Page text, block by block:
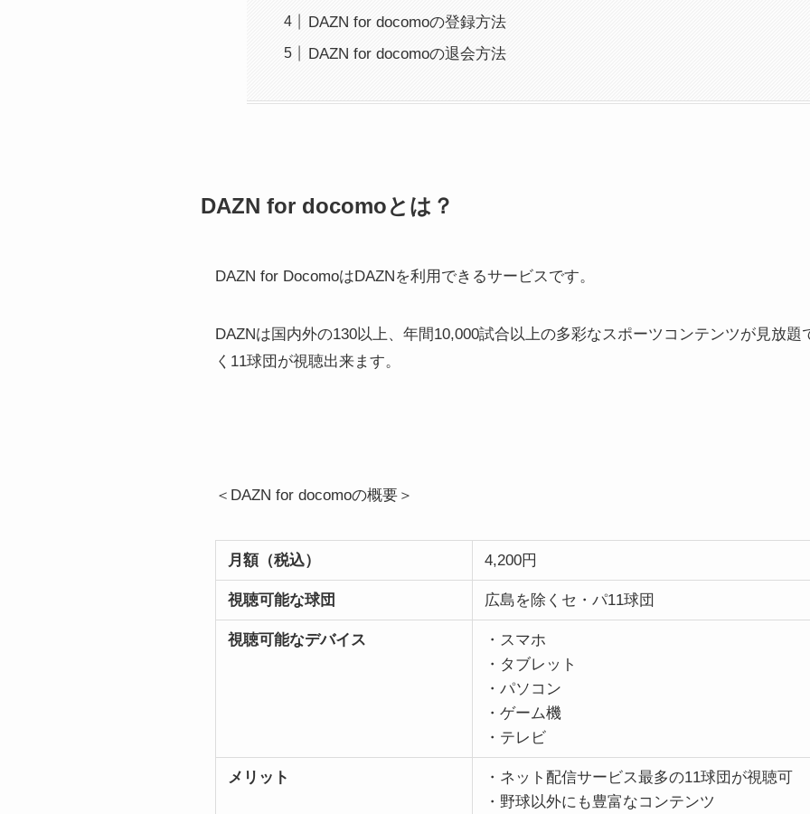
DAZN for docomoの登録方法
DAZN for docomoの退会方法
DAZN for docomoとは？
DAZN for DocomoはDAZNを利用できるサービスです。
DAZNは国内外の130以上、年間10,000試合以上の多彩なスポーツコンテンツが見放題
く11球団 が視聴出来ます。
＜DAZN for docomoの概要＞
月額（税込） 4,200円
視聴可能な球団 広島を除くセ・パ11球団
視聴可能なデバイス
・スマホ
・タブレット
・パソコン
・ゲーム機
・テレビ
メリット
・ネット配信サービス最多の11球団が視聴可
・野球以外にも豊富なコンテンツ